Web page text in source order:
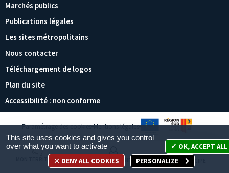
Marchés publics
Publications légales
Les sites métropolitains
Nous contacter
Téléchargement de logos
Plan du site
Accessibilité : non conforme
Paramétrage des cookies Mentions légales
MON TERRITOIRE MES DÉMARCHES JE PARTICIPE
This site uses cookies and gives you control
over what you want to activate
OK, ACCEPT ALL
DENY ALL COOKIES
PERSONALIZE